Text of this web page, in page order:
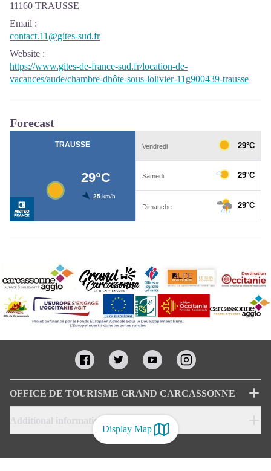
Display Map
11160 TRAUSSE
Email :
contact.11@gites-sud.fr
Website :
https://www.gites-de-france-sud.fr/location-de-
vacances/aude/chambre-dhôte-sous-lolivier-11g900439-trausse
Forecast
OFFICE DE TOURISME GRAND CARCASSONNE
Additional informations